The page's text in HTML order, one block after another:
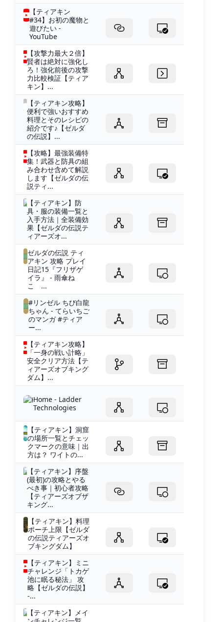
【ティアキン
#34】お初の魔物と
遊びたい -
YouTube
【攻撃力最大２倍】
賢者は絶対に強化し
ろ！強化前後の攻撃
力比較検証【ティア
キン】...
【ティアキン攻略】
便利で強いおすすめ
料理とそのレシピの
紹介です♪【ゼルダ
の伝説】...
【攻略】最強装備特
集！武器と防具の組
み合わせ含めて解説
します【ゼルダの伝
説ティ...
【ティアキン】防
具・服の装備一覧と
入手方法｜全装備効
果【ゼルダの伝説テ
ィアーズオ...
ゼルダの伝説 ティ
アキン 攻略 プレイ
日記15『フリザゲ
イラ』 - 雨傘ね
こ ...
#リンゼル ちび白龍
ちゃん - てらいちご
のマンガ #ティア
ー...
【ティアキン攻略】
「一身の戦い計略」
安全クリア方法【テ
ィアーズオブキング
ダム】...
Home - Ladder
Technologies
【ティアキン】洞窟
の場所一覧とチェッ
クマークの意味｜出
方は？ ワイトの...
【ティアキン】序盤
(最初)の攻略とやる
べき事｜初心者攻略
【ティアーズオブザ
キング...
【ティアキン】料理
ポーチ上限【ゼルダ
の伝説ティアーズオ
ブキングダム】
【ティアキン】ミニ
チャレンジ「トカゲ
池に眠る秘法」 攻
略【ゼルダの伝説】
-...
【ティアキン】メイ